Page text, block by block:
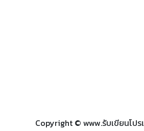
Copyright © www.รับเขียนโป